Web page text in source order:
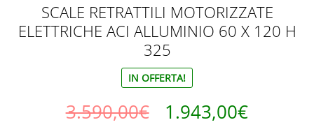
SCALE RETRATTILI MOTORIZZATE
ELETTRICHE ACI ALLUMINIO 60 X 120 H
325
IN OFFERTA!
3.590,00€ 1.943,00€Il